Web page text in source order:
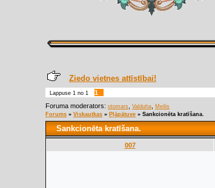
Ziedo vietnes attīstībai!
Lappuse 1 no 1
1
Foruma moderators: otomars Valduha
Meilis
Forums » Viskautkas » Pļāpātuve » Sankcionēta kratīšana.
Sankcionēta kratīšana.
007